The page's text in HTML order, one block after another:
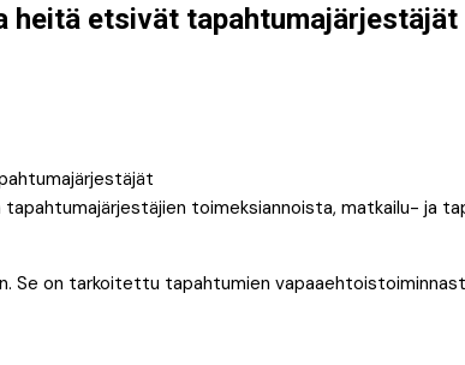
heitä etsivät tapahtumajärjestäjät
toimeksiannoista, matkailu- ja
Se on tarkoitettu tapahtumien